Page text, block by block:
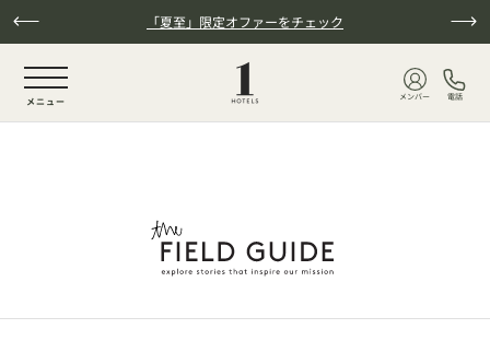
本文へスキップ 「夏至」限定オファーをチェック
NaN / 6
メニュー メンバー 電話